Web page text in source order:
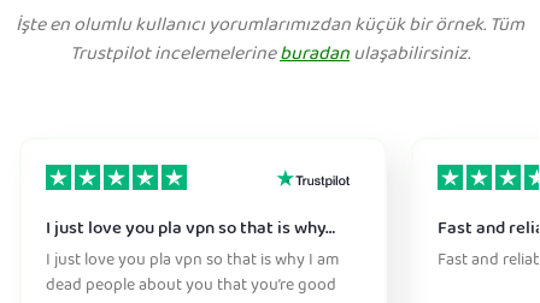
İşte en olumlu kullanıcı yorumlarımızdan küçük bir örnek. Tüm
Trustpilot incelemelerineburadanulaşabilirsiniz.
I just love you pla vpn so that is why…
I just love you pla vpn so that is why I am
dead people about you that you’re good
Fast and
Fast and